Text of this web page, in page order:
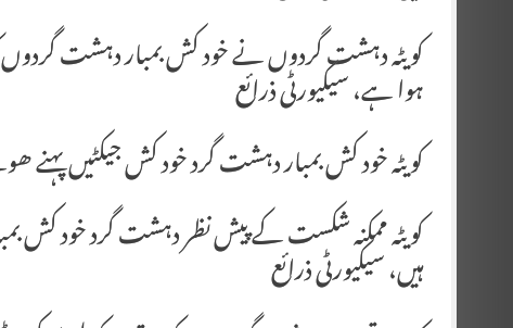
کویٹہ دہشت گردوں نے خود کش بمبار دہشت گردوں
ہوا ہے، سیکیورٹی ذرائع
کویٹہ خود کش بمبار دہشت گرد خود کش جیکٹیں پہنے
کویٹہ ممکنہ شکست کے پیش نظر دہشت گرد خود کش
ہیں، سیکیورٹی ذرائع